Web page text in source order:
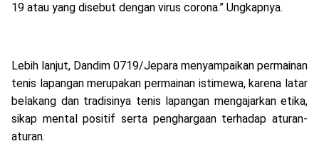
19 atau yang disebut dengan virus corona.” Ungkapnya.
Lebih lanjut, Dandim 0719/Jepara menyampaikan permainan
tenis lapangan merupakan permainan istimewa, karena latar
belakang dan tradisinya tenis lapangan mengajarkan etika,
sikap mental positif serta penghargaan terhadap aturan-
aturan.